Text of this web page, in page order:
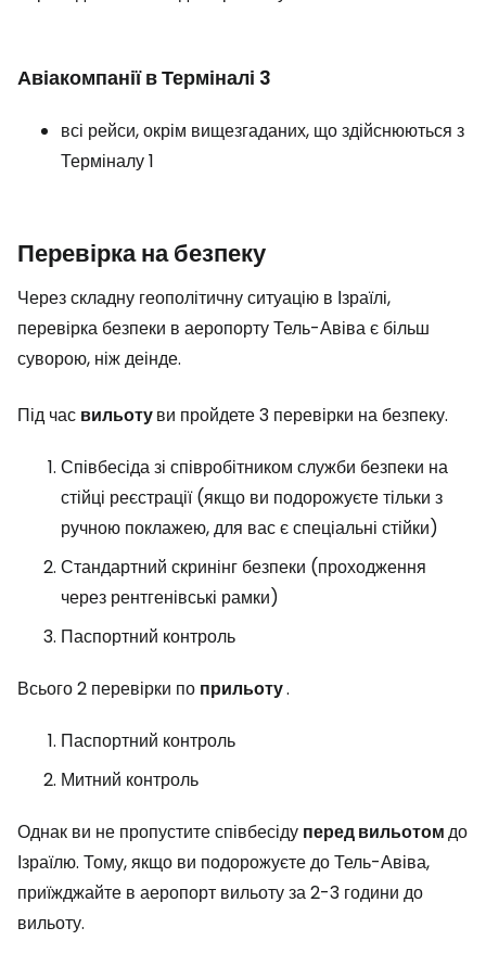
Авіакомпанії в Терміналі 3
всі рейси, окрім вищезгаданих, що здійснюються з
Терміналу 1
Перевірка на безпеку
Через складну геополітичну ситуацію в Ізраїлі,
перевірка безпеки в аеропорту Тель-Авіва є більш
суворою, ніж деінде.
Під час вильотуви пройдете 3 перевірки на безпеку.
Співбесіда зі співробітником служби безпеки на
стійці реєстрації (якщо ви подорожуєте тільки з
ручною поклажею, для вас є спеціальні стійки)
Стандартний скринінг безпеки (проходження
через рентгенівські рамки)
Паспортний контроль
Всього 2 перевірки по прильоту.
Паспортний контроль
Митний контроль
Однак ви не пропустите співбесіду перед вильотомдо
Ізраїлю. Тому, якщо ви подорожуєте до Тель-Авіва,
приїжджайте в аеропорт вильоту за 2-3 години до
вильоту.